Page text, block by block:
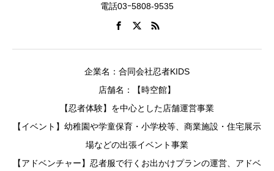
電話03ｰ5808-9535
企業名：合同会社忍者KIDS
店舗名：【時空館】
【忍者体験】を中心とした店舗運営事業
【イベント】幼稚園や学童保育・小学校等、商業施設・住宅展示
場などの出張イベント事業
【アドベンチャー】忍者服で行くお出かけプランの運営、アドベ